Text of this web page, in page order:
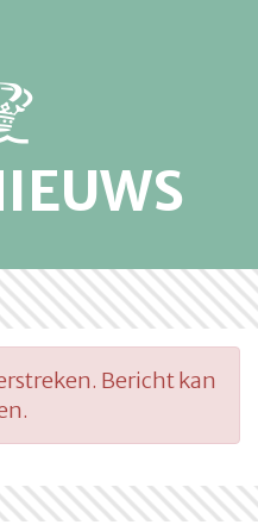
Bericht kan